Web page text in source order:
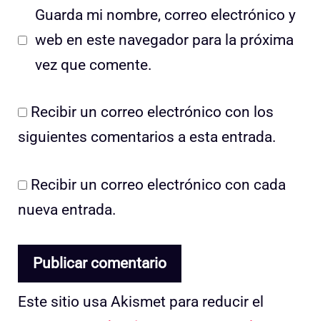
Guarda mi nombre, correo electrónico y
web en este navegador para la próxima
vez que comente.
Recibir un correo electrónico con los
siguientes comentarios a esta entrada.
Recibir un correo electrónico con cada
nueva entrada.
Este sitio usa Akismet para reducir el